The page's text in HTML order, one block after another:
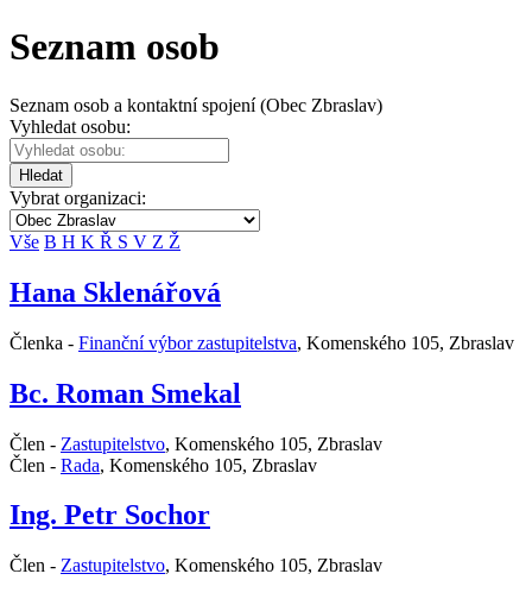
Seznam osob
Seznam osob a kontaktní spojení (Obec Zbraslav)
Vyhledat osobu:
Hledat
Vybrat organizaci:
Vše B H K Ř S V Z Ž
Hana Sklenářová
Členka - Finanční výbor zastupitelstva, Komenského 105, Zbraslav
Bc. Roman Smekal
Člen - Zastupitelstvo, Komenského 105, Zbraslav
Člen - Rada, Komenského 105, Zbraslav
Ing. Petr Sochor
Člen - Zastupitelstvo, Komenského 105, Zbraslav